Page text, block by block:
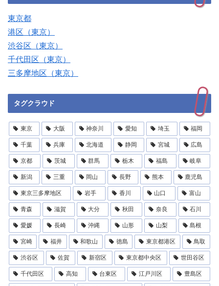
東京都
港区（東京）
渋谷区（東京）
千代田区（東京）
三多摩地区（東京）
タグクラウド
東京 大阪 神奈川 愛知 埼玉 福岡
千葉 兵庫 北海道 静岡 宮城 広島
京都 茨城 群馬 栃木 福島 岐阜
新潟 三重 岡山 長野 熊本 鹿児島
東京三多摩地区 岩手 香川 山口 富山
青森 滋賀 大分 秋田 奈良 石川
愛媛 長崎 沖縄 山形 山梨 島根
宮崎 福井 和歌山 徳島 東京都港区 鳥取
渋谷区 佐賀 新宿区 東京都中央区 世田谷区
千代田区 高知 台東区 江戸川区 豊島区